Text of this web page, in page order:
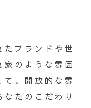
ブランドや世
のような雰囲
、開放的な雰
たのこだわり